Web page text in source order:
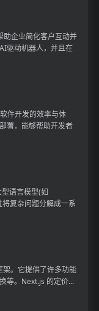
企业简化客户互动并
驱动机器人，并且在
件开发的效率与体
署，能够帮助开发者
语言模型(如
复杂问题分解成一系
。它提供了许多功能
等。Next.js 的定价...